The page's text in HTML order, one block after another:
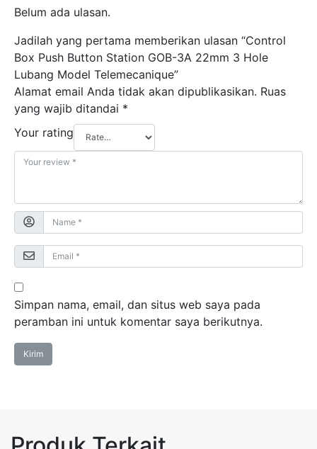
Belum ada ulasan.
Jadilah yang pertama memberikan ulasan “Control
Box Push Button Station GOB-3A 22mm 3 Hole
Lubang Model Telemecanique”
Alamat email Anda tidak akan dipublikasikan. Ruas
yang wajib ditandai *
Your rating
Simpan nama, email, dan situs web saya pada
peramban ini untuk komentar saya berikutnya.